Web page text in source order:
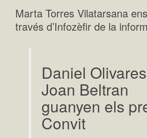
Marta Torres Vilatarsana
través d’Infozèfir de la
Daniel
Joan Beltran
guanyen els
Convit